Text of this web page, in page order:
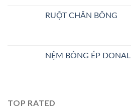
RUỘT CHĂN BÔNG
NỆM BÔNG ÉP DONAL
TOP RATED